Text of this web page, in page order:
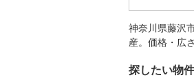
神奈川県藤沢
産。価格・広
探したい物